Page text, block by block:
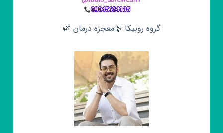
گروه روبیکا 🌿معجزه درمان 🌿